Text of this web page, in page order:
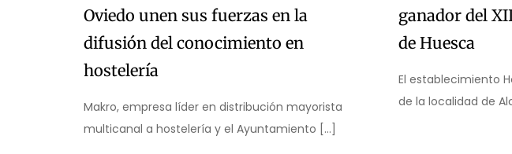
Oviedo unen sus fuerzas en la
difusión del conocimiento en
hostelería
Makro, empresa líder en distribución mayorista
multicanal a hostelería y el Ayuntamiento […]
ganador del
de Huesca
El establecimiento
de la localidad de